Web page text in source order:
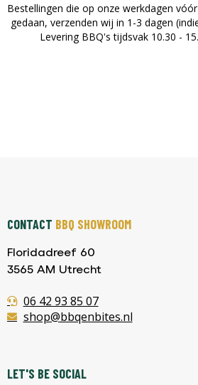
Bestellingen die op onze werkdagen
gedaan, verzenden wij in 1-3 dagen
Levering BBQ's tijdsvak 10.30 -
CONTACT BBQ SHOWROOM
Floridadreef 60
3565 AM Utrecht
06 42 93 85 07
shop@bbqenbites.nl
LET'S BE SOCIAL